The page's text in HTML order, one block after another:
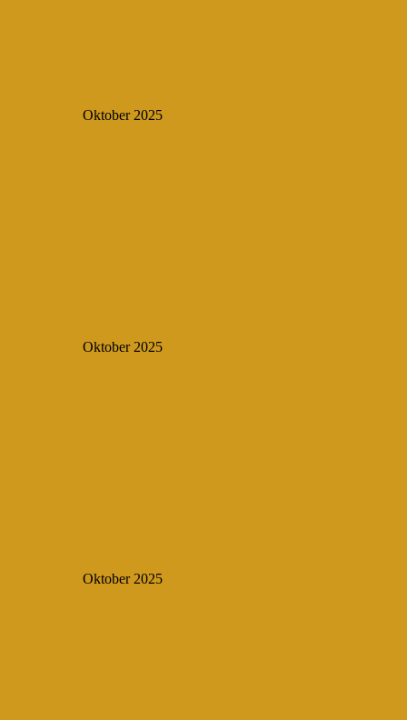
Oktober 2025
Oktober 2025
Oktober 2025